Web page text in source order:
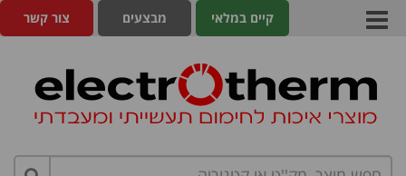
צור קשר מבצעים קיים במלאי